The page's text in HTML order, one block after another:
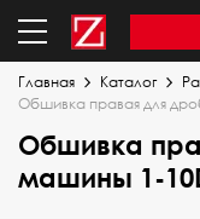
Главная Каталог
Обшивка правая для
Обшивка
машины 1-